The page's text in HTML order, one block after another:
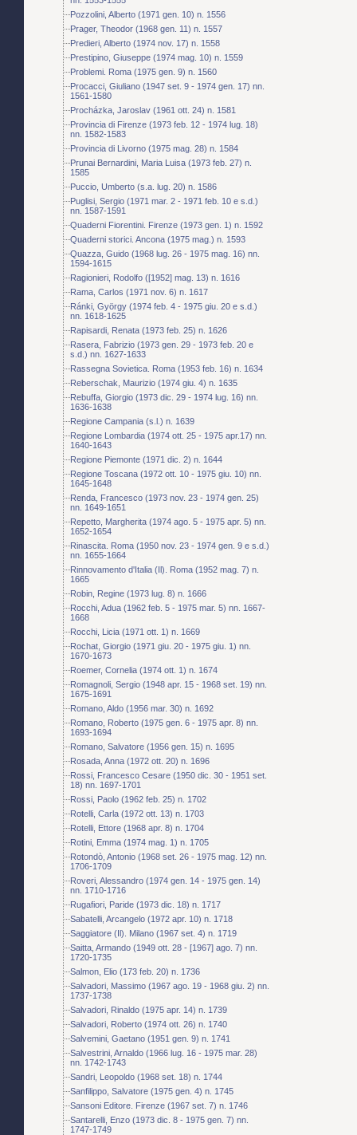
Pozzolini, Alberto (1971 gen. 10) n. 1556
Prager, Theodor (1968 gen. 11) n. 1557
Predieri, Alberto (1974 nov. 17) n. 1558
Prestipino, Giuseppe (1974 mag. 10) n. 1559
Problemi. Roma (1975 gen. 9) n. 1560
Procacci, Giuliano (1947 set. 9 - 1974 gen. 17) nn.
1561-1580
Procházka, Jaroslav (1961 ott. 24) n. 1581
Provincia di Firenze (1973 feb. 12 - 1974 lug. 18)
nn. 1582-1583
Provincia di Livorno (1975 mag. 28) n. 1584
Prunai Bernardini, Maria Luisa (1973 feb. 27) n.
1585
Puccio, Umberto (s.a. lug. 20) n. 1586
Puglisi, Sergio (1971 mar. 2 - 1971 feb. 10 e s.d.)
nn. 1587-1591
Quaderni Fiorentini. Firenze (1973 gen. 1) n. 1592
Quaderni storici. Ancona (1975 mag.) n. 1593
Quazza, Guido (1968 lug. 26 - 1975 mag. 16) nn.
1594-1615
Ragionieri, Rodolfo ([1952] mag. 13) n. 1616
Rama, Carlos (1971 nov. 6) n. 1617
Ránki, György (1974 feb. 4 - 1975 giu. 20 e s.d.)
nn. 1618-1625
Rapisardi, Renata (1973 feb. 25) n. 1626
Rasera, Fabrizio (1973 gen. 29 - 1973 feb. 20 e
s.d.) nn. 1627-1633
Rassegna Sovietica. Roma (1953 feb. 16) n. 1634
Reberschak, Maurizio (1974 giu. 4) n. 1635
Rebuffa, Giorgio (1973 dic. 29 - 1974 lug. 16) nn.
1636-1638
Regione Campania (s.l.) n. 1639
Regione Lombardia (1974 ott. 25 - 1975 apr.17) nn.
1640-1643
Regione Piemonte (1971 dic. 2) n. 1644
Regione Toscana (1972 ott. 10 - 1975 giu. 10) nn.
1645-1648
Renda, Francesco (1973 nov. 23 - 1974 gen. 25)
nn. 1649-1651
Repetto, Margherita (1974 ago. 5 - 1975 apr. 5) nn.
1652-1654
Rinascita. Roma (1950 nov. 23 - 1974 gen. 9 e s.d.)
nn. 1655-1664
Rinnovamento d'Italia (Il). Roma (1952 mag. 7) n.
1665
Robin, Regine (1973 lug. 8) n. 1666
Rocchi, Adua (1962 feb. 5 - 1975 mar. 5) nn. 1667-
1668
Rocchi, Licia (1971 ott. 1) n. 1669
Rochat, Giorgio (1971 giu. 20 - 1975 giu. 1) nn.
1670-1673
Roemer, Cornelia (1974 ott. 1) n. 1674
Romagnoli, Sergio (1948 apr. 15 - 1968 set. 19) nn.
1675-1691
Romano, Aldo (1956 mar. 30) n. 1692
Romano, Roberto (1975 gen. 6 - 1975 apr. 8) nn.
1693-1694
Romano, Salvatore (1956 gen. 15) n. 1695
Rosada, Anna (1972 ott. 20) n. 1696
Rossi, Francesco Cesare (1950 dic. 30 - 1951 set.
18) nn. 1697-1701
Rossi, Paolo (1962 feb. 25) n. 1702
Rotelli, Carla (1972 ott. 13) n. 1703
Rotelli, Ettore (1968 apr. 8) n. 1704
Rotini, Emma (1974 mag. 1) n. 1705
Rotondò, Antonio (1968 set. 26 - 1975 mag. 12) nn.
1706-1709
Roveri, Alessandro (1974 gen. 14 - 1975 gen. 14)
nn. 1710-1716
Rugafiori, Paride (1973 dic. 18) n. 1717
Sabatelli, Arcangelo (1972 apr. 10) n. 1718
Saggiatore (Il). Milano (1967 set. 4) n. 1719
Saitta, Armando (1949 ott. 28 - [1967] ago. 7) nn.
1720-1735
Salmon, Elio (173 feb. 20) n. 1736
Salvadori, Massimo (1967 ago. 19 - 1968 giu. 2) nn.
1737-1738
Salvadori, Rinaldo (1975 apr. 14) n. 1739
Salvadori, Roberto (1974 ott. 26) n. 1740
Salvemini, Gaetano (1951 gen. 9) n. 1741
Salvestrini, Arnaldo (1966 lug. 16 - 1975 mar. 28)
nn. 1742-1743
Sandri, Leopoldo (1968 set. 18) n. 1744
Sanfilippo, Salvatore (1975 gen. 4) n. 1745
Sansoni Editore. Firenze (1967 set. 7) n. 1746
Santarelli, Enzo (1973 dic. 8 - 1975 gen. 7) nn.
1747-1749